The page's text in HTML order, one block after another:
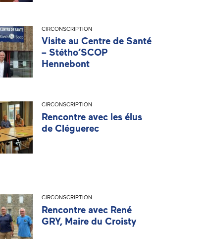
CIRCONSCRIPTION
Visite au Centre de Santé
– Stétho’SCOP
Hennebont
CIRCONSCRIPTION
Rencontre avec les élus
de Cléguerec
CIRCONSCRIPTION
Rencontre avec René
GRY, Maire du Croisty